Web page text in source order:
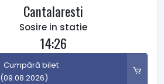
Cantalaresti
Sosire in statie
14:26
Cumpără bilet
(09.08.2026)